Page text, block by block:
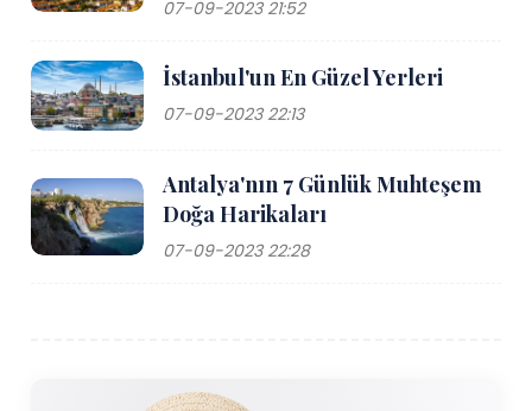
07-09-2023 21:52
İstanbul'un En Güzel Yerleri
07-09-2023 22:13
Antalya'nın 7 Günlük Muhteşem
Doğa Harikaları
07-09-2023 22:28